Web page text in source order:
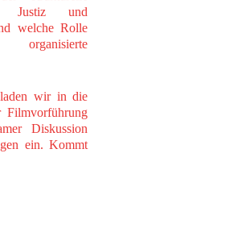
Justiz und
welche Rolle
wir in die
Diskussion
ein. Kommt